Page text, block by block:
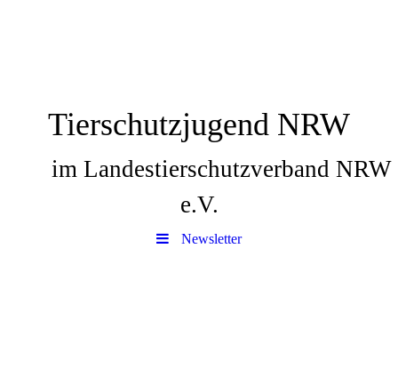
Tierschutzjugend NRW
im Landestierschutzverband NRW
e.V.
Newsletter